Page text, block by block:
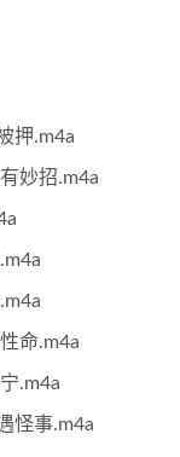
押.m4a
妙招.m4a
命.m4a
.m4a
怪事.m4a